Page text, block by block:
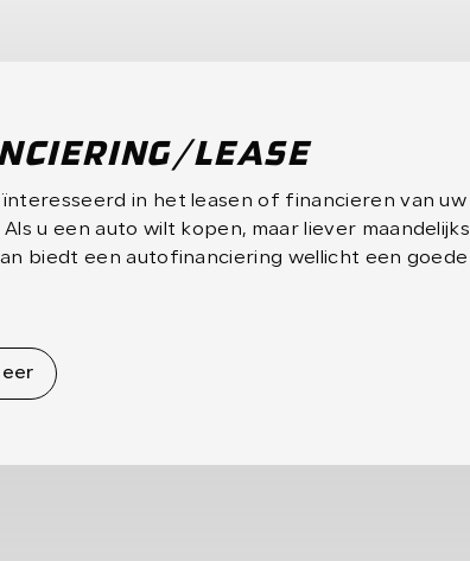
LEASE
in het leasen of financieren van uw
u een auto wilt kopen, maar liever maandelijks
biedt een autofinanciering wellicht een goede